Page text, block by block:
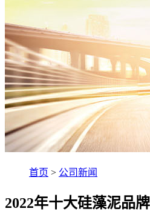
首页 > 公司新闻
2022年十大硅藻泥品